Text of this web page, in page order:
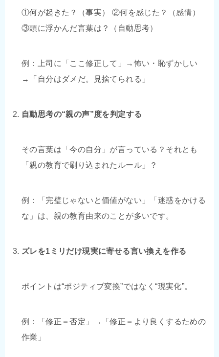
①何が起きた？（事実） ②何を感じた？（感情）
③頭に浮かんだ言葉は？（自動思考）
例：上司に「ここ修正して」→怖い・恥ずかしい
→「自分はダメだ。見捨てられる」
自動思考の“親の声”度を判定する
その言葉は「今の自分」が言っている？それとも
「親の教育で刷り込まれたルール」？
例：「完璧じゃないと価値がない」「迷惑をかける
な」は、親の教育由来のことが多いです。
ズレを1ミリだけ現実に寄せる言い換えを作る
ポイントは“ポジティブ変換”ではなく“現実化”。
例：「修正＝否定」→「修正＝より良くするための
作業」